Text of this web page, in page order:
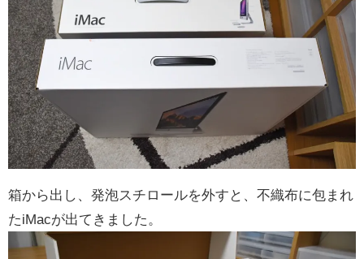
箱から出し、発泡スチロールを外すと、不織布に包まれ
たiMacが出てきました。